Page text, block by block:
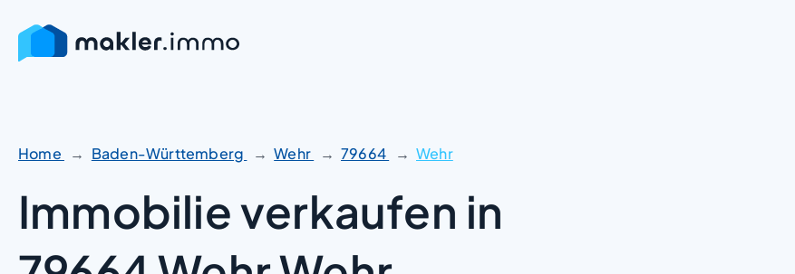
Home Baden-Württemberg Wehr 79664 Wehr
Immobilie verkaufen in